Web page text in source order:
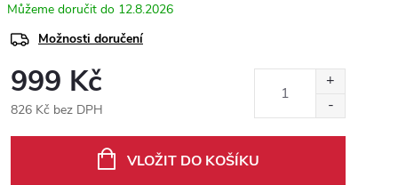
12.8.2026
Možnosti doručení
999 Kč
826 Kč bez DPH
VLOŽIT DO KOŠÍKU